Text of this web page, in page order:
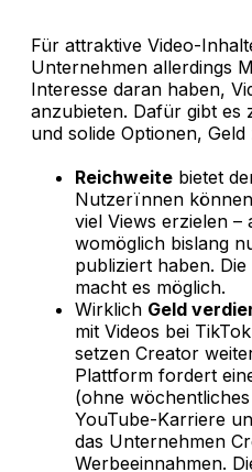
Für attraktive Video-
Unternehmen allerdings
Interesse daran haben,
anzubieten. Dafür gibt es
und solide Optionen,
Reichweite bietet
Nutzerïnnen
viel Views erzielen –
womöglich bislang
publiziert haben.
macht es möglich.
Wirklich Geld
mit Videos bei
setzen Creator
Plattform fordert
(ohne
YouTube-Karriere
das Unternehmen
Werbeeinnahmen.